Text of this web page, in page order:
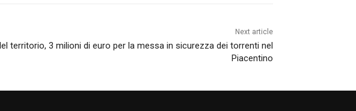
Next article
territorio, 3 milioni di euro per la messa in sicurezza dei torrenti nel
Piacentino